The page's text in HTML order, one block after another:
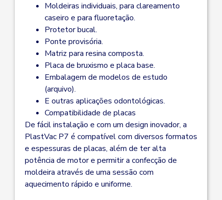
Moldeiras individuais, para clareamento
caseiro e para fluoretação.
Protetor bucal.
Ponte provisória.
Matriz para resina composta.
Placa de bruxismo e placa base.
Embalagem de modelos de estudo
(arquivo).
E outras aplicações odontológicas.
Compatibilidade de placas
De fácil instalação e com um design inovador, a
PlastVac P7 é compatível com diversos formatos
e espessuras de placas, além de ter alta
potência de motor e permitir a confecção de
moldeira através de uma sessão com
aquecimento rápido e uniforme.